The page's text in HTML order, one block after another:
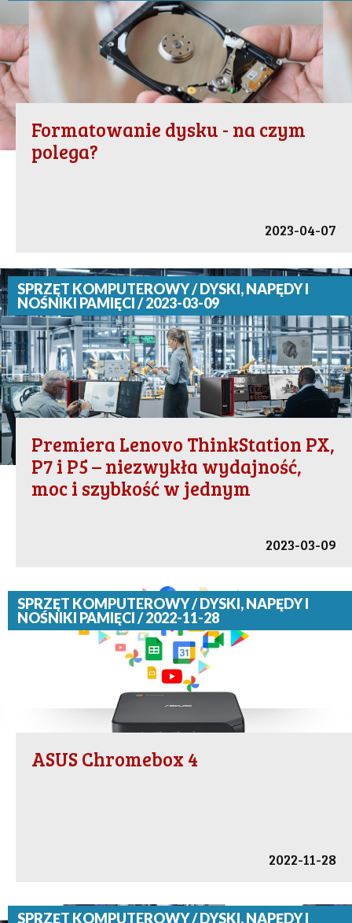
Formatowanie dysku - na czym
polega?
2023-04-07
SPRZĘT KOMPUTEROWY / DYSKI, NAPĘDY I
NOŚNIKI PAMIĘCI / 2023-03-09
Premiera Lenovo ThinkStation PX,
P7 i P5 – niezwykła wydajność,
moc i szybkość w jednym
2023-03-09
SPRZĘT KOMPUTEROWY / DYSKI, NAPĘDY I
NOŚNIKI PAMIĘCI / 2022-11-28
ASUS Chromebox 4
2022-11-28
SPRZĘT KOMPUTEROWY / DYSKI, NAPĘDY I